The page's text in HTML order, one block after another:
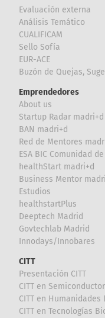
Evaluación externa
Análisis Temático
CUALIFICAM
Sello Sofía
EUR-ACE
Buzón de Quejas,
Emprendedores
About us
Startup Radar madri+d
BAN madri+d
Red de Mentores
ESA BIC Comunidad
healthStart madri+d
Business Mentor
Estudios
healthstartPlus
Deeptech Madrid
Govtechlab Madrid
Innodays/Innobares
CITT
Presentación CITT
CITT en
CITT en
CITT en Tecnologías